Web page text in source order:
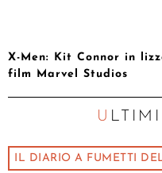
X-Men: Kit Connor in
film Marvel Studios
IL DIARIO A FUMETTI